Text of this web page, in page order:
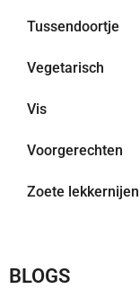
Tussendoortje
Vegetarisch
Vis
Voorgerechten
Zoete lekkernijen
BLOGS